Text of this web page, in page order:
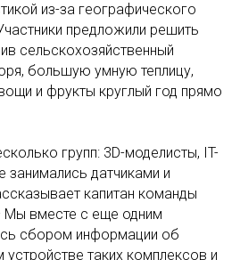
из-за географического
предложили решить
сельскохозяйственный
большую умную теплицу,
и фрукты круглый год прямо
групп: 3D-моделисты, IT-
занимались датчиками и
капитан команды
вместе с еще одним
сбором информации об
устройстве таких комплексов и